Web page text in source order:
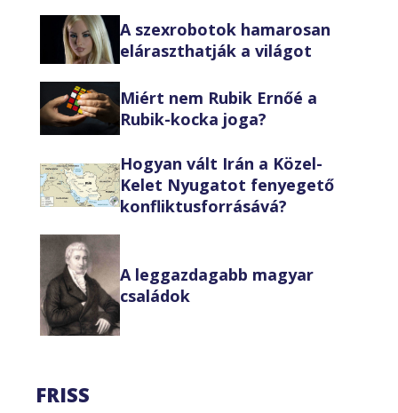
A szexrobotok hamarosan
eláraszthatják a világot
Miért nem Rubik Ernőé a
Rubik-kocka joga?
Hogyan vált Irán a Közel-
Kelet Nyugatot fenyegető
konfliktusforrásává?
A leggazdagabb magyar
családok
FRISS